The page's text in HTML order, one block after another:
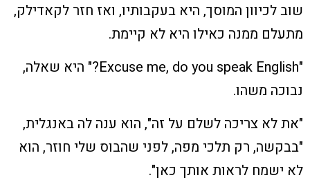
שוב לכיוון המוסך, היא בעקבותיו, ואז חזר לקאדילק,
מתעלם ממנה כאילו היא לא קיימת.
"Excuse me, do you speak English?" היא שאלה,
נבוכה משהו.
"את לא צריכה לשלם על זה", הוא ענה לה באנגלית,
"בבקשה, רק תלכי מפה, לפני שהבוס שלי חוזר, הוא
לא ישמח לראות אותך כאן".